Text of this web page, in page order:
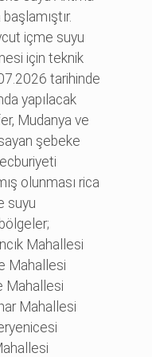
içme suyu
için teknik
tarihinde
yapılacak
Mudanya ve
şebeke
olunması rica
suyu
Mahallesi
Mahallesi
Mahallesi
Mahallesi